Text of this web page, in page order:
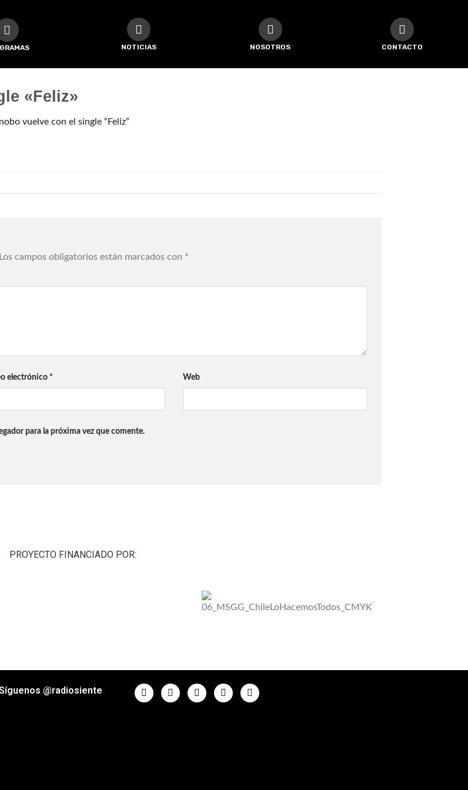
NOTICIAS NOSOTROS CONTACTO
«Feliz»
vuelve con el single “Feliz”
Los campos obligatorios están marcados con *
electrónico * Web
para la próxima vez que comente.
PROYECTO FINANCIADO POR:
@radiosiente